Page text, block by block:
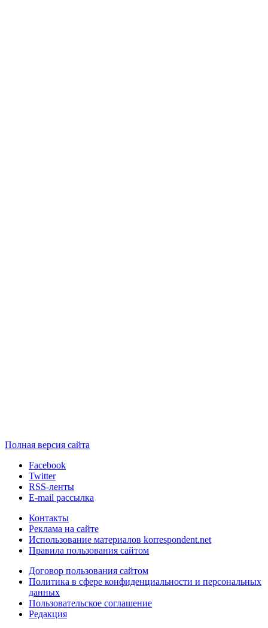
Полная версия сайта
Facebook
Twitter
RSS-ленты
E-mail рассылка
Контакты
Реклама на сайте
Использование материалов korrespondent.net
Правила пользования сайтом
Договор пользования сайтом
Политика в сфере конфиденциальности и персональных
данных
Пользовательское соглашение
Редакция